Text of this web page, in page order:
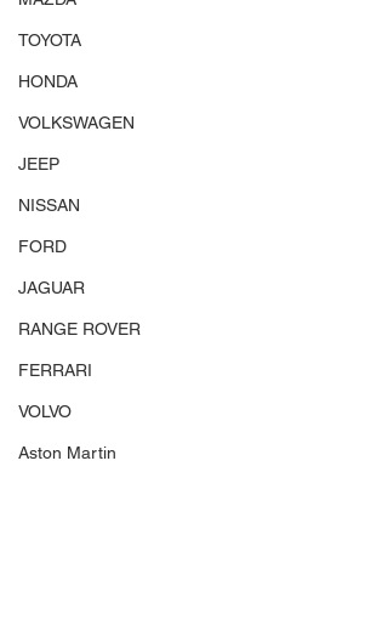
TOYOTA
HONDA
VOLKSWAGEN
JEEP
NISSAN
FORD
JAGUAR
RANGE ROVER
FERRARI
VOLVO
Aston Martin